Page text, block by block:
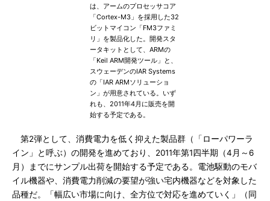
は、アームのプロセッサコア
「Cortex-M3」を採用した32
ビットマイコン「FM3ファミ
リ」を製品化した。開発スタ
ータキットとして、ARMの
「Keil ARM開発ツール」と、
スウェーデンのIAR Systems
の「IAR ARMソリューショ
ン」が用意されている。いず
れも、2011年4月に販売を開
始する予定である。
第2弾として、消費電力を低く抑えた製品群（「ローパワーラ
イン」と呼ぶ）の開発を進めており、2011年第1四半期（4月～6
月）までにサンプル出荷を開始する予定である。電池駆動のモバ
イル機器や、消費電力削減の要望が強い宅内機器などを対象した
品種だ。「幅広い市場に向け、全方位で対応を進めていく」（同